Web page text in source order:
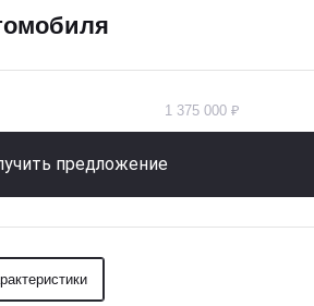
1 375 000 ₽
предложение